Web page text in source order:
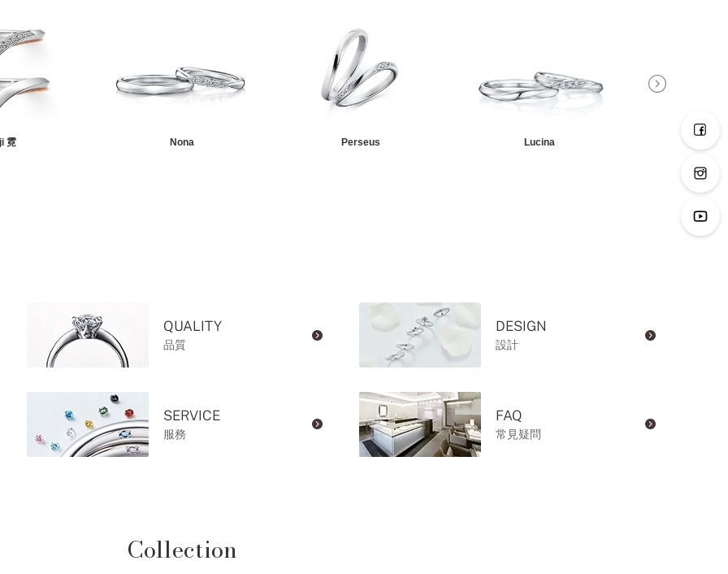
霓 Nona Perseus Lucina
QUALITY
品質
DESIGN
設計
SERVICE
服務
FAQ
常見疑問
Collection